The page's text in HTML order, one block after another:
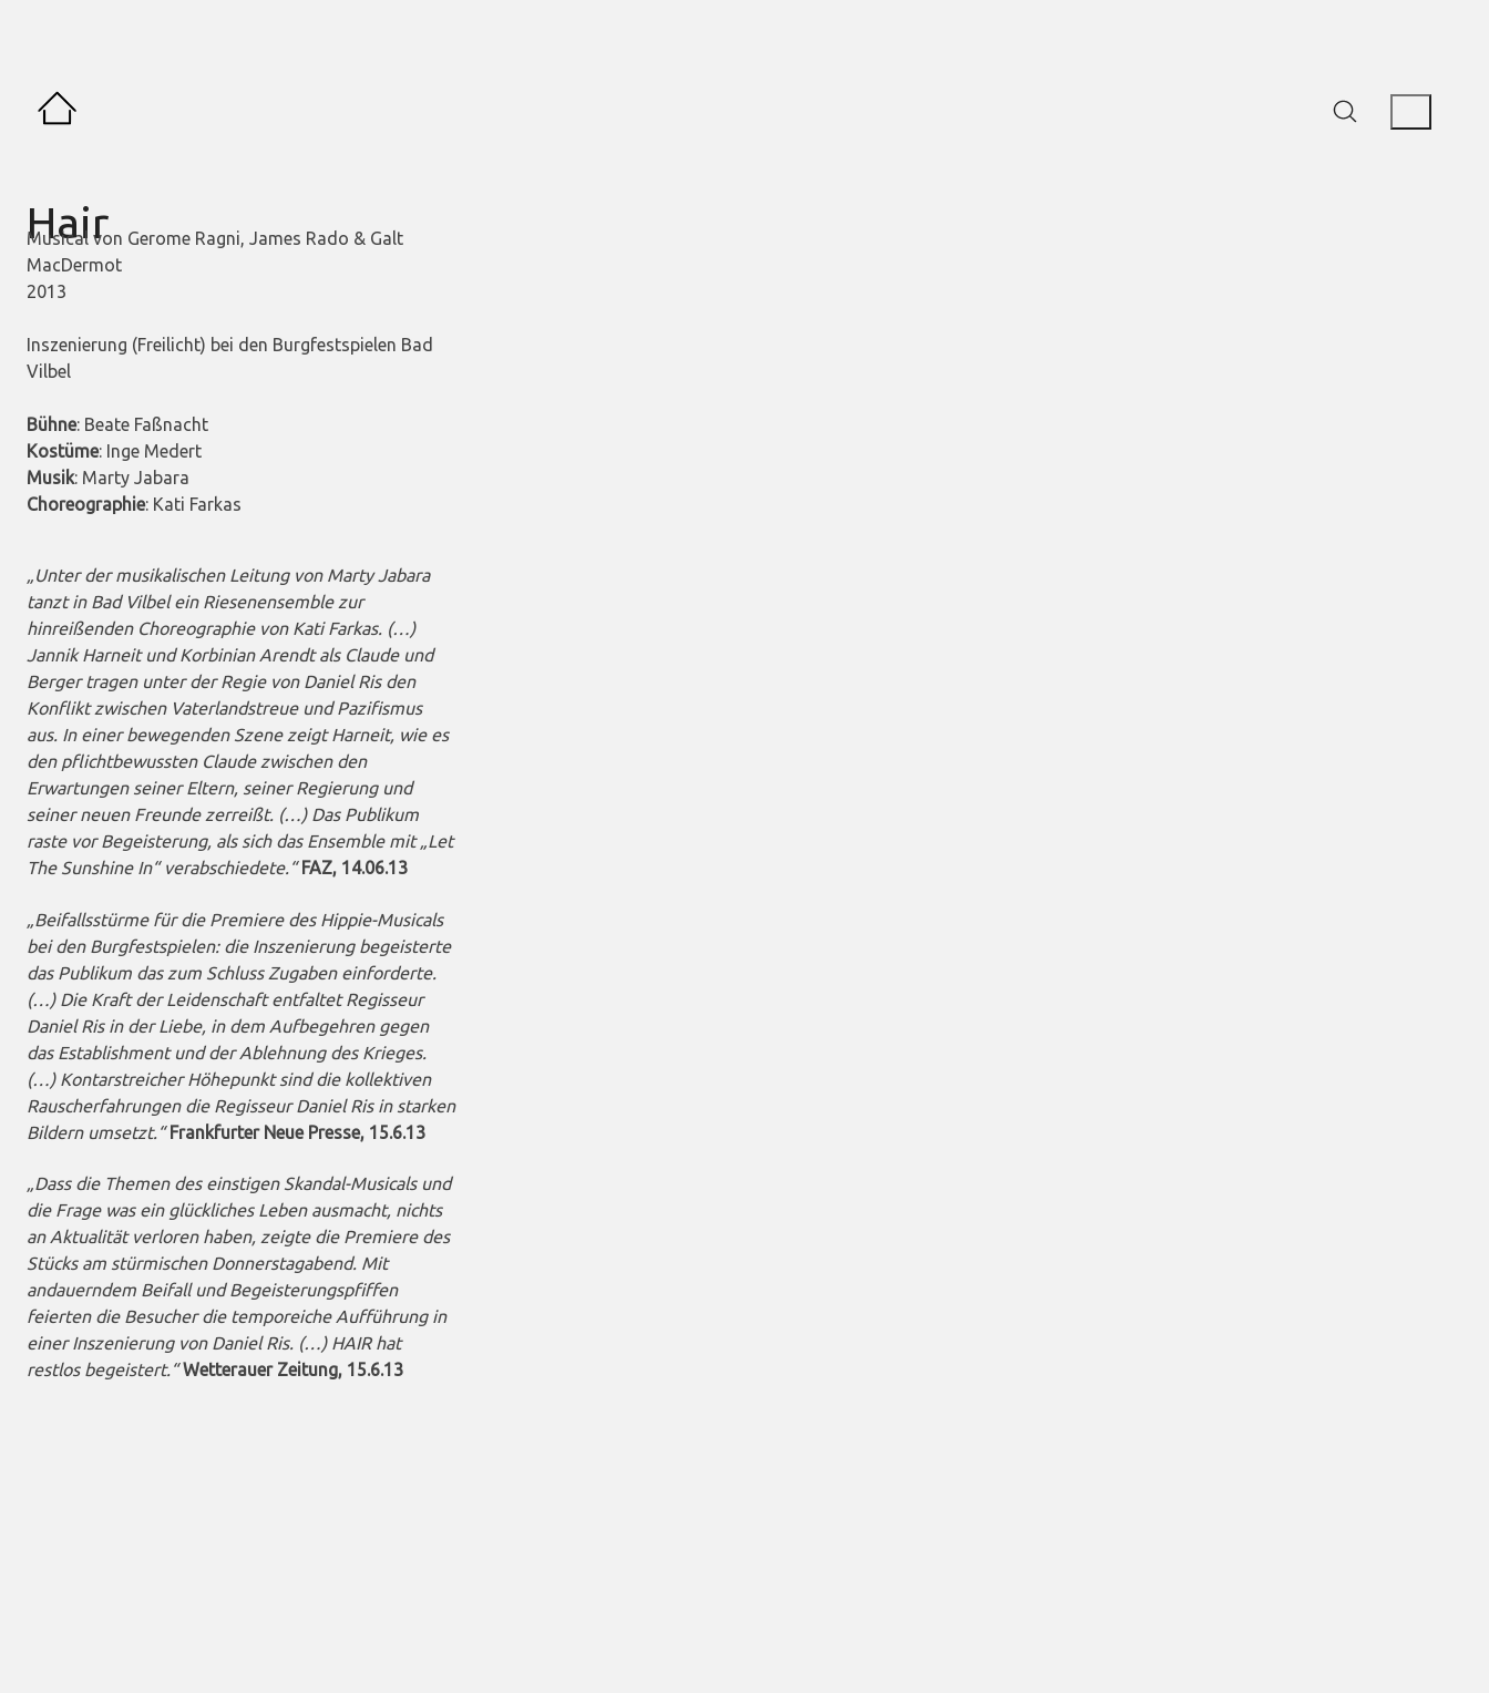
Hair
Musical von Gerome Ragni, James Rado & Galt
MacDermot
2013
Inszenierung (Freilicht) bei den Burgfestspielen Bad
Vilbel
Bühne: Beate Faßnacht
Kostüme: Inge Medert
Musik: Marty Jabara
Choreographie: Kati Farkas
„Unter der musikalischen Leitung von Marty Jabara
tanzt in Bad Vilbel ein Riesenensemble zur
hinreißenden Choreographie von Kati Farkas. (…)
Jannik Harneit und Korbinian Arendt als Claude und
Berger tragen unter der Regie von Daniel Ris den
Konflikt zwischen Vaterlandstreue und Pazifismus
aus. In einer bewegenden Szene zeigt Harneit, wie es
den pflichtbewussten Claude zwischen den
Erwartungen seiner Eltern, seiner Regierung und
seiner neuen Freunde zerreißt. (…) Das Publikum
raste vor Begeisterung, als sich das Ensemble mit „Let
The Sunshine In“ verabschiedete.“ FAZ, 14.06.13
„Beifallsstürme für die Premiere des Hippie-Musicals
bei den Burgfestspielen: die Inszenierung begeisterte
das Publikum das zum Schluss Zugaben einforderte.
(…) Die Kraft der Leidenschaft entfaltet Regisseur
Daniel Ris in der Liebe, in dem Aufbegehren gegen
das Establishment und der Ablehnung des Krieges.
(…) Kontarstreicher Höhepunkt sind die kollektiven
Rauscherfahrungen die Regisseur Daniel Ris in starken
Bildern umsetzt.“ Frankfurter Neue Presse, 15.6.13
„Dass die Themen des einstigen Skandal-Musicals und
die Frage was ein glückliches Leben ausmacht, nichts
an Aktualität verloren haben, zeigte die Premiere des
Stücks am stürmischen Donnerstagabend. Mit
andauerndem Beifall und Begeisterungspfiffen
feierten die Besucher die temporeiche Aufführung in
einer Inszenierung von Daniel Ris. (…) HAIR hat
restlos begeistert.“ Wetterauer Zeitung, 15.6.13